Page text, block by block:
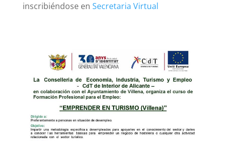
inscribiéndose en Secretaria Virtual